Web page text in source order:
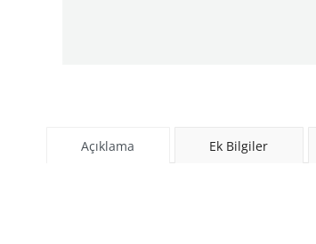
Açıklama Ek Bilgiler